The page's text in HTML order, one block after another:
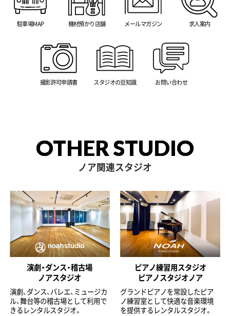
駐車場MAP 機材預かり店舗 メールマガジン 求人案内
撮影許可申請書 スタジオの豆知識 お問い合わせ
OTHER STUDIO
ノア関連スタジオ
演劇・ダンス・稽古場
ノアスタジオ
演劇、ダンス、バレエ、ミュージカ
ル、舞台等の稽古場として利用で
きるレンタルスタジオ。
ピアノ練習用スタジオ
ピアノスタジオノア
グランドピアノを常設したピア
ノ練習室として快適な音楽環境
を提供するレンタルスタジオ。